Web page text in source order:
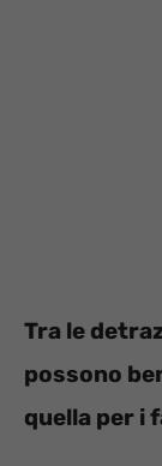
Tra le
possono
quella per i